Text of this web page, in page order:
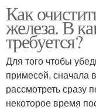
Как
железа. В
требуется?
Для того чтобы
примесей, сначала
рассмотреть сразу
некоторое время